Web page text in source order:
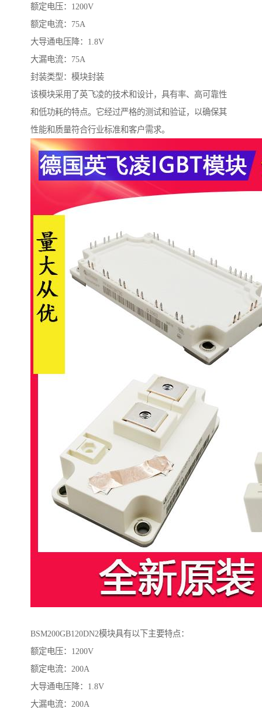
额定电压：1200V
额定电流：75A
大导通电压降：1.8V
大漏电流：75A
封装类型：模块封装
该模块采用了英飞凌的技术和设计，具有率、高可靠性
和低功耗的特点。它经过严格的测试和验证，以确保其
性能和质量符合行业标准和客户需求。
BSM200GB120DN2模块具有以下主要特点：
额定电压：1200V
额定电流：200A
大导通电压降：1.8V
大漏电流：200A